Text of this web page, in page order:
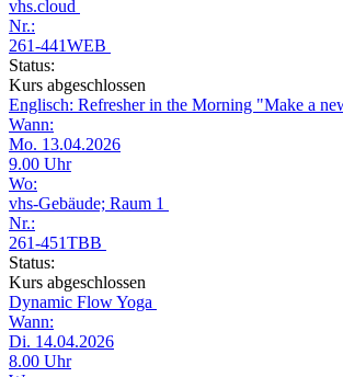
vhs.cloud
Nr.:
261-441WEB
Status:
Kurs abgeschlossen
Englisch: Refresher in the Morning "Make a
Wann:
Mo. 13.04.2026
9.00 Uhr
Wo:
vhs-Gebäude; Raum 1
Nr.:
261-451TBB
Status:
Kurs abgeschlossen
Dynamic Flow Yoga
Wann:
Di. 14.04.2026
8.00 Uhr